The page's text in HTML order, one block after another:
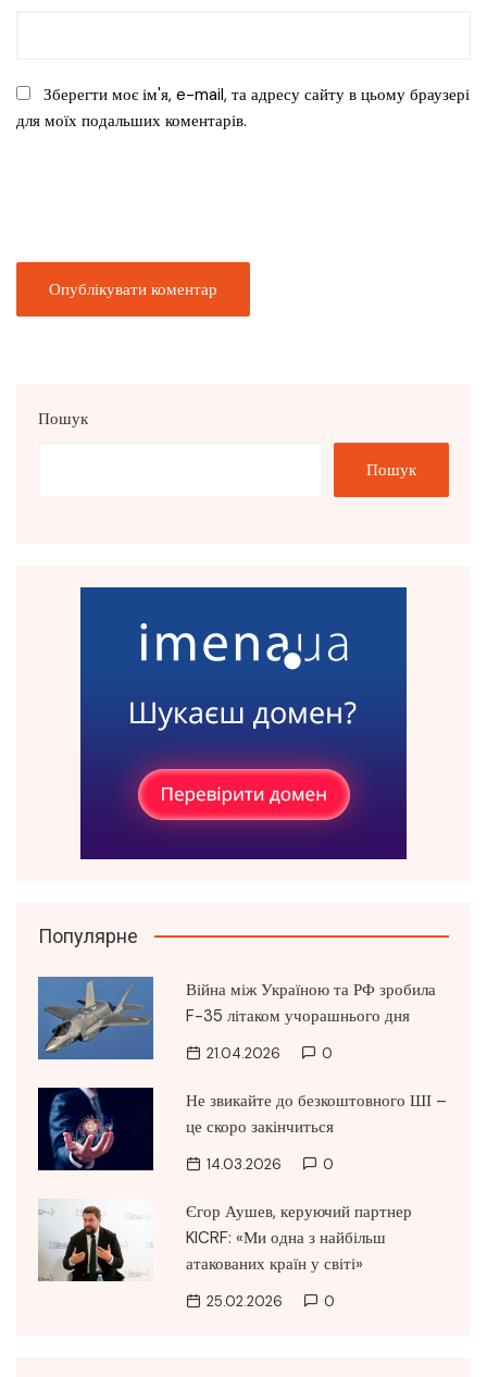
Зберегти моє ім'я, e-mail, та адресу сайту в цьому браузері
для моїх подальших коментарів.
Пошук
Пошук
Популярне
Війна між Україною та РФ зробила
F-35 літаком учорашнього дня
21.04.2026 0
Не звикайте до безкоштовного ШІ –
це скоро закінчиться
14.03.2026 0
Єгор Аушев, керуючий партнер
KICRF: «Ми одна з найбільш
атакованих країн у світі»
25.02.2026 0